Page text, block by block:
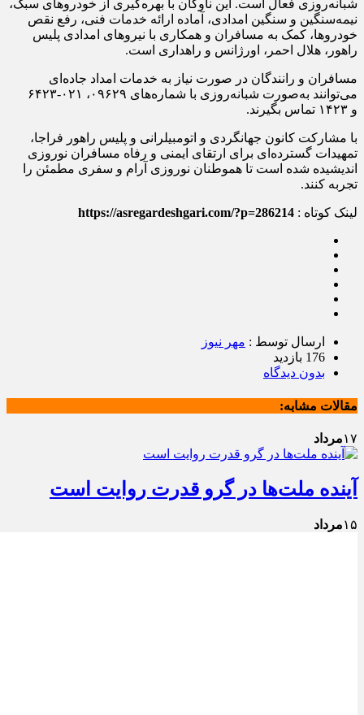
شبانه‌روزی فعال است. این ناوگان با بهره‌گیری از خودروهای سبک،
نیمه‌سنگین و سنگین امدادی، آماده ارائه خدمات فنی، رفع نقص
خودروها، کمک به مسافران و همکاری با نیروهای امدادی پلیس
راهور، هلال احمر، اورژانس و راهداری است.
مسافران و رانندگان در صورت نیاز به خدمات امداد جاده‌ای
می‌توانند به‌صورت شبانه‌روزی با شماره‌های ۰۹۶۲۹، ۰۲۱-۶۴۲۳
و
تماس بگیرند.
با مشارکت کانون جهانگردی و اتومبیلرانی و پلیس راهور فراجا،
تمهیدات گسترده‌ای برای ارتقای ایمنی و رفاه مسافران نوروزی
اندیشیده شده است تا هموطنان نوروزی آرام و سفری مطمئن را
تجربه کنند.
لینک کوتاه : https://asregardeshgari.com/?p=286214
ارسال توسط : مهر نیوز
176 بازدید
بدون دیدگاه
مقالات مشابه:
۱۷مرداد
آینده ملت‌ها در گرو قدرت روایت است
۱۵مرداد